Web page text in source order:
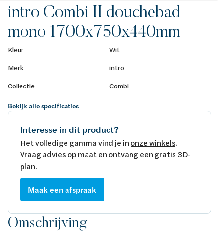
intro Combi II douchebad
mono 1700x750x440mm
Kleur
Wit
Merk
intro
Collectie
Combi
Bekijk alle specificaties
Interesse in dit product?
Het volledige gamma vind je in onze winkels.
Vraag advies op maat en ontvang een gratis 3D-
plan.
Maak een afspraak
Omschrijving